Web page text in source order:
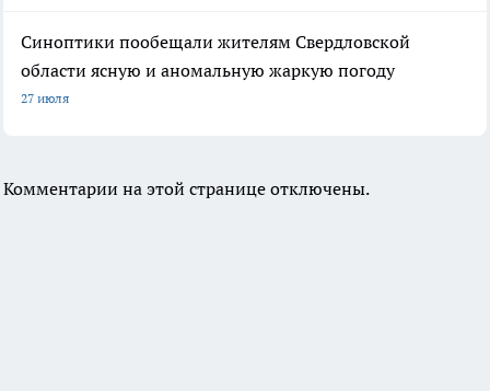
Синоптики пообещали жителям Свердловской
области ясную и аномальную жаркую погоду
27 июля
Комментарии на этой странице отключены.